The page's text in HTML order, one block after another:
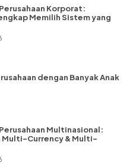
Korporat:
Memilih Sistem yang
dengan Banyak Anak
Multinasional:
Multi-Currency & Multi-